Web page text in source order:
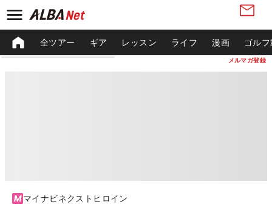
メルマガ登録
全ツアー ギア レッスン ライフ 漫画 ゴル
マイナビネクストヒロイン